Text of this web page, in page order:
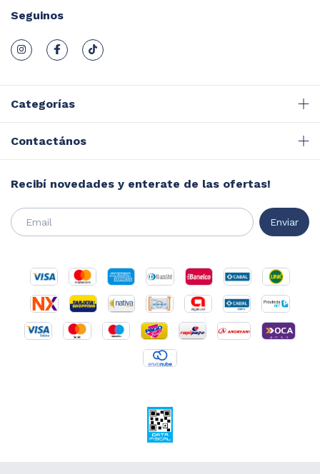
Seguinos
Categorías
Contactános
Recibí novedades y enterate de las ofertas!